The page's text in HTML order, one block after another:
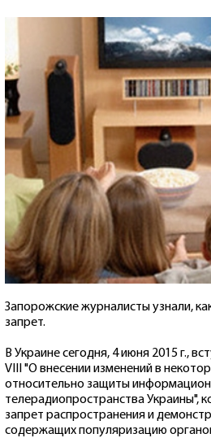
Запорожские журналисты узнали,
запрет.
В Украине сегодня, 4 июня 2015 г.,
VIII "О внесении изменений в
относительно защиты
телерадиопространства Украины",
запрет распространения и
содержащих популяризацию